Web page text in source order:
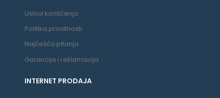
Uslovi korišćenja
Politika privatnosti
Najčešća pitanja
Garancija i reklamacija
INTERNET PRODAJA